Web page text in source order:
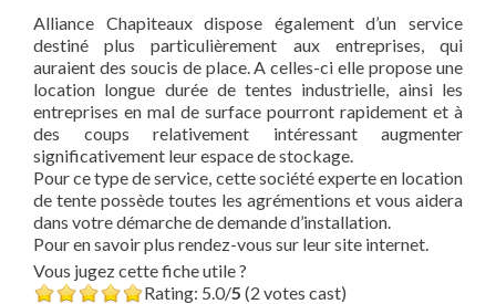
Alliance Chapiteaux dispose également d’un service
destiné plus particulièrement aux entreprises, qui
auraient des soucis de place. A celles-ci elle propose une
location longue durée de tentes industrielle, ainsi les
entreprises en mal de surface pourront rapidement et à
des coups relativement intéressant augmenter
significativement leur espace de stockage.
Pour ce type de service, cette société experte en location
de tente possède toutes les agrémentions et vous aidera
dans votre démarche de demande d’installation.
Pour en savoir plus rendez-vous sur leur site internet.
Vous jugez cette fiche utile ?
Rating: 5.0/5 (2 votes cast)